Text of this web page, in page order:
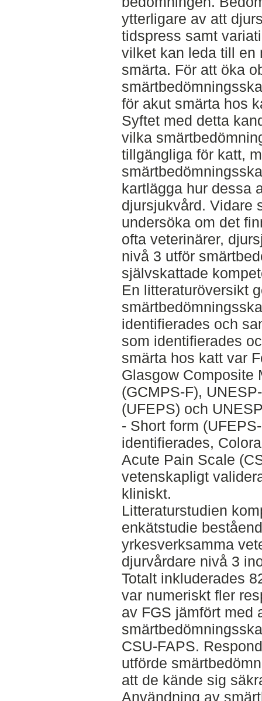
ytterligare av att
tidspress samt
vilket kan leda till en
smärta. För att öka
för akut smärta hos
Syftet med detta
vilka
tillgängliga för katt,
kartlägga hur dessa
djursjukvård. Vidare
undersöka om det
ofta veterinärer,
nivå 3 utför
självskattade
En litteraturöversikt
identifierades och
som identifierades
smärta hos katt var
Glasgow Composite
(GCMPS-F),
(UFEPS) och
- Short form
identifierades,
Acute Pain Scale
vetenskapligt
kliniskt.
Litteraturstudien
enkätstudie
yrkesverksamma
djurvårdare nivå 3
Totalt inkluderades
var numeriskt fler
av FGS jämfört med
CSU-FAPS.
utförde
att de kände sig
Användning av